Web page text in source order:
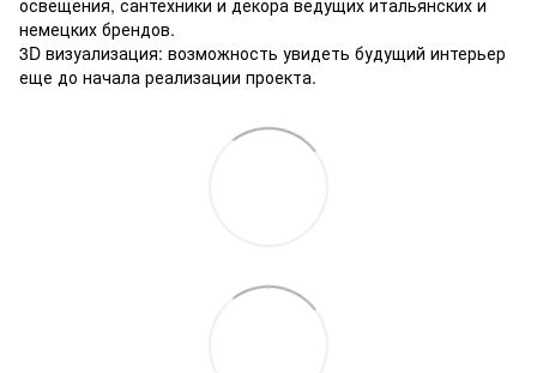
немецких брендов.
3D визуализация: возможность увидеть будущий интерьер
еще до начала реализации проекта.